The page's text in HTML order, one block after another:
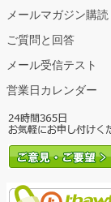
メールマガジン購読
ご質問と回答
メール受信テスト
営業日カレンダー